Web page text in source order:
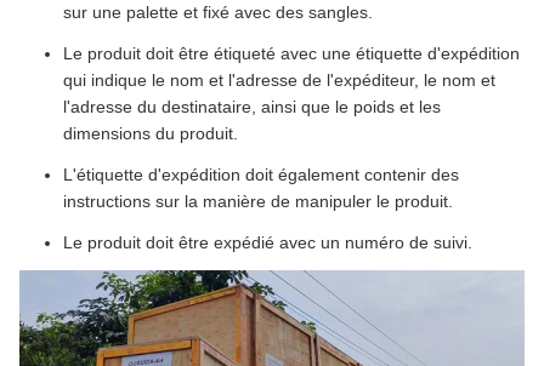
sur une palette et fixé avec des sangles.
Le produit doit être étiqueté avec une étiquette d'expédition
qui indique le nom et l'adresse de l'expéditeur, le nom et
l'adresse du destinataire, ainsi que le poids et les
dimensions du produit.
L'étiquette d'expédition doit également contenir des
instructions sur la manière de manipuler le produit.
Le produit doit être expédié avec un numéro de suivi.